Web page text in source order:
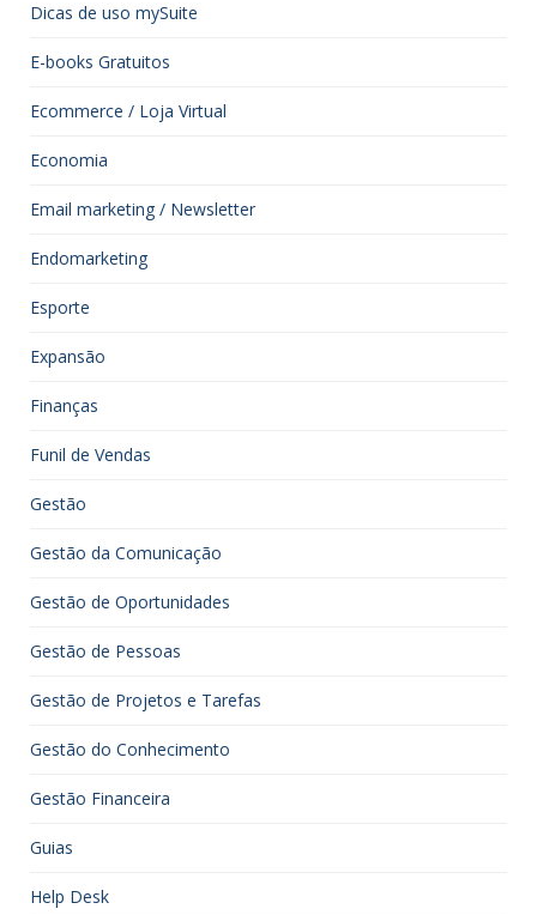
Dicas de uso mySuite
E-books Gratuitos
Ecommerce / Loja Virtual
Economia
Email marketing / Newsletter
Endomarketing
Esporte
Expansão
Finanças
Funil de Vendas
Gestão
Gestão da Comunicação
Gestão de Oportunidades
Gestão de Pessoas
Gestão de Projetos e Tarefas
Gestão do Conhecimento
Gestão Financeira
Guias
Help Desk